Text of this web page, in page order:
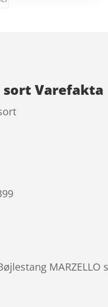
sort Varefakta